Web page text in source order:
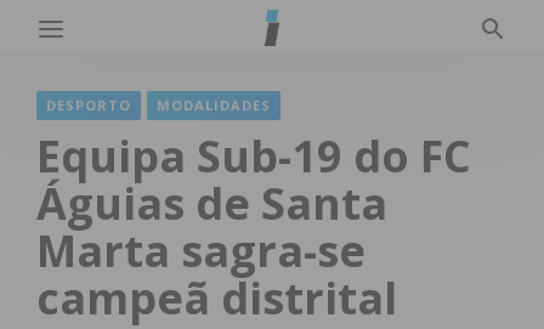
DESPORTO MODALIDADES
Equipa Sub-19 do FC
Águias de Santa
Marta sagra-se
campeã distrital